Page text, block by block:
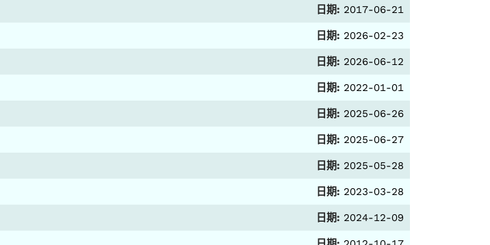
日期: 2017-06-21
日期: 2026-02-23
日期: 2026-06-12
日期: 2022-01-01
日期: 2025-06-26
日期: 2025-06-27
日期: 2025-05-28
日期: 2023-03-28
日期: 2024-12-09